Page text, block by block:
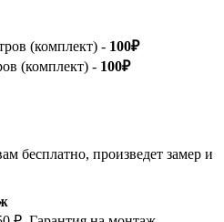
(комплект) - 100₽
(комплект) - 100₽
бесплатно, произведет замер и